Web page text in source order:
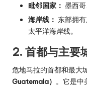
毗邻国家： 墨西
海岸线： 东部拥
太平洋海岸线。
2. 首都与主要
危地马拉的首都和最大
Guatemala） 。它是中